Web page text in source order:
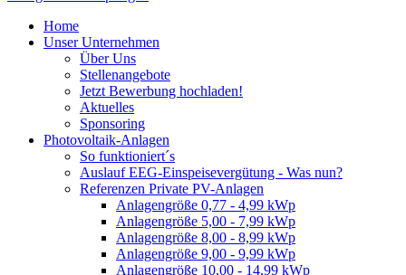
Home
Unser Unternehmen
Über Uns
Stellenangebote
Jetzt Bewerbung hochladen!
Aktuelles
Sponsoring
Photovoltaik-Anlagen
So funktioniert´s
Auslauf EEG-Einspeisevergütung - Was nun?
Referenzen Private PV-Anlagen
Anlagengröße 0,77 - 4,99 kWp
Anlagengröße 5,00 - 7,99 kWp
Anlagengröße 8,00 - 8,99 kWp
Anlagengröße 9,00 - 9,99 kWp
Anlagengröße 10,00 - 14,99 kWp